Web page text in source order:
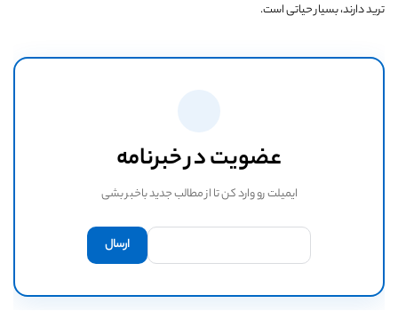
ترید دارند، بسیار حیاتی است.
عضویت در خبرنامه
ایمیلت رو وارد کن تا از مطالب جدید باخبر بشی